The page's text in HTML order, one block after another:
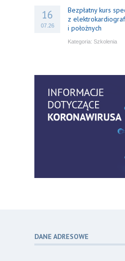
16
07.26
Bezpłatny kurs
z
i położnych
Kategoria: Szkolenia
praktyki –
w dostępie
Kategoria:Szkolenia
06
Zaproszenie na
Konferencję
w pielęgniarstwie
standaryzacja,
06
Poza sezonem,
o nowym
DANE ADRESOWE